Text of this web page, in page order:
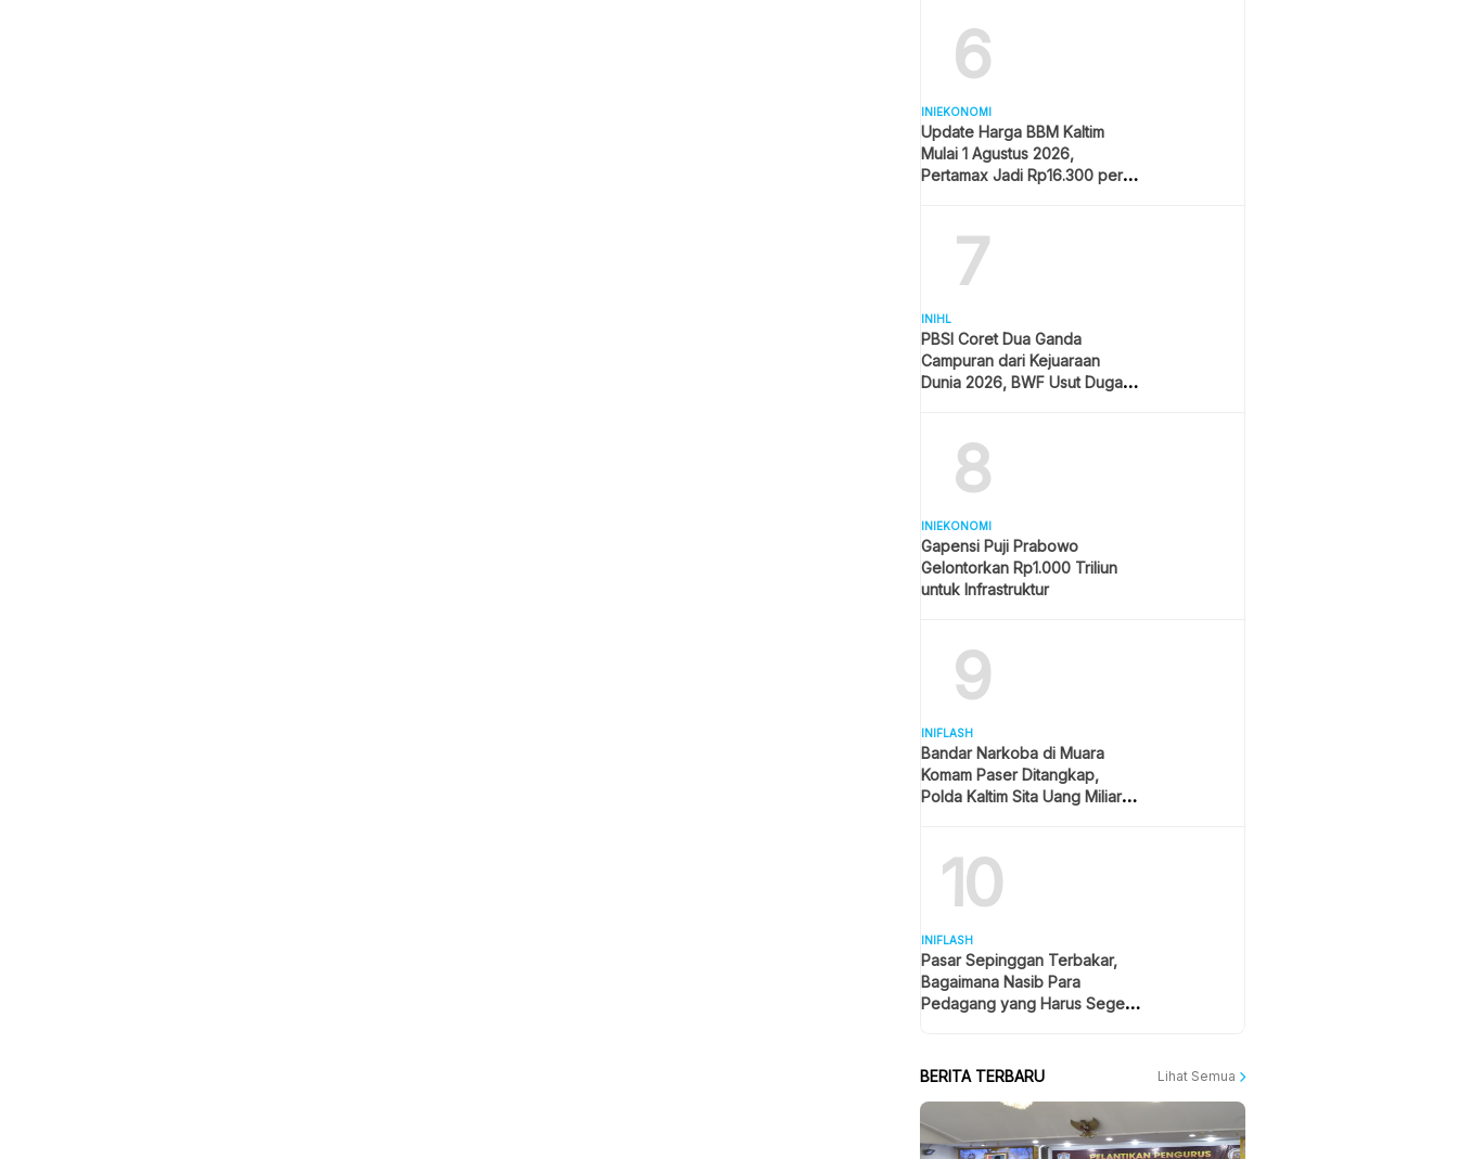
6
INIEKONOMI
Update Harga BBM Kaltim
Mulai 1 Agustus 2026,
Pertamax Jadi Rp16.300 per
7
INIHL
PBSI Coret Dua Ganda
Campuran dari Kejuaraan
Dunia 2026, BWF Usut Dugaan
8
INIEKONOMI
Gapensi Puji Prabowo
Gelontorkan Rp1.000 Triliun
untuk Infrastruktur
9
INIFLASH
Bandar Narkoba di Muara
Komam Paser Ditangkap,
Polda Kaltim Sita Uang Miliaran
10
INIFLASH
Pasar Sepinggan Terbakar,
Bagaimana Nasib Para
Pedagang yang Harus Segera
BERITA TERBARU Lihat Semua